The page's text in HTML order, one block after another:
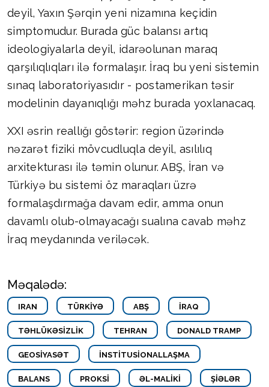
deyil, Yaxın Şərqin yeni nizamına keçidin
simptomudur. Burada güc balansı artıq
ideologiyalarla deyil, idarəolunan maraq
qarşılıqlıqları ilə formalaşır. İraq bu yeni sistemin
sınaq laboratoriyasıdır - postamerikan təsir
modelinin dayanıqlığı məhz burada yoxlanacaq.
XXI əsrin reallığı göstərir: region üzərində
nəzarət fiziki mövcudluqla deyil, asılılıq
arxitekturası ilə təmin olunur. ABŞ, İran və
Türkiyə bu sistemi öz maraqları üzrə
formalaşdırmağa davam edir, amma onun
davamlı olub-olmayacağı sualına cavab məhz
İraq meydanında veriləcək.
Məqalədə:
IRAN TÜRKIYƏ ABŞ İRAQ
TƏHLÜKƏSIZLIK TEHRAN DONALD TRAMP
GEOSIYASƏT İNSTITUSIONALLAŞMA
BALANS PROKSI ƏL-MALIKI ŞIƏLƏR